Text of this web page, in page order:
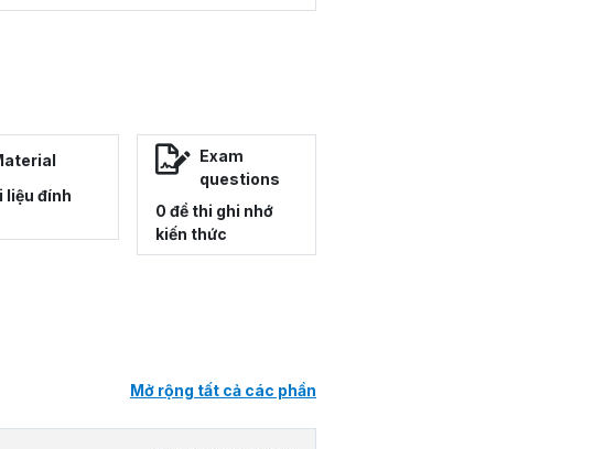
liệu đính
Exam
questions
0 đề thi ghi nhớ
kiến thức
Mở rộng tất cả các phần